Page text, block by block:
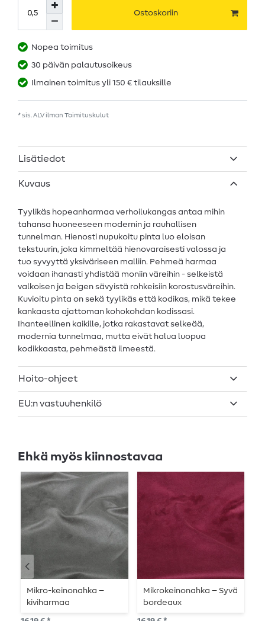
Ostoskoriin
Nopea toimitus
30 päivän palautusoikeus
Ilmainen toimitus yli 150 € tilauksille
* sis. ALV ilman Toimituskulut
Lisätiedot
Kuvaus
Tyylikäs hopeanharmaa verhoilukangas antaa mihin
tahansa huoneeseen modernin ja rauhallisen
tunnelman. Hienosti nupukoitu pinta luo eloisan
tekstuurin, joka kimmeltää hienovaraisesti valossa ja
tuo syvyyttä yksiväriseen malliin. Pehmeä harmaa
voidaan ihanasti yhdistää moniin väreihin - selkeistä
valkoisen ja beigen sävyistä rohkeisiin korostusväreihin.
Kuvioitu pinta on sekä tyylikäs että kodikas, mikä tekee
kankaasta ajattoman kohokohdan kodissasi.
Ihanteellinen kaikille, jotka rakastavat selkeää,
modernia tunnelmaa, mutta eivät halua luopua
kodikkaasta, pehmeästä ilmeestä.
Hoito-ohjeet
EU:n vastuuhenkilö
Ehkä myös kiinnostavaa
Mikro-keinonahka –
kiviharmaa
Mikrokeinonahka – Syvä
bordeaux